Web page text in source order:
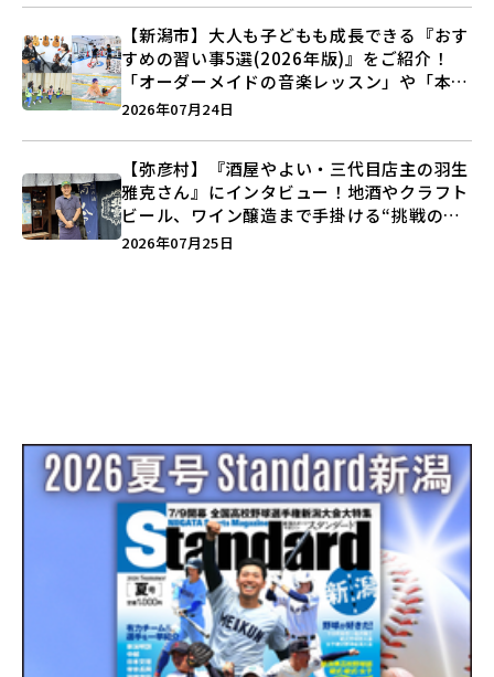
【新潟市】大人も子どもも成長できる『おす
すめの習い事5選(2026年版)』をご紹介！
「オーダーメイドの音楽レッスン」や「本格
キックボクシング」で新しい自分を見つけよ
2026年07月24日
【弥彦村】『酒屋やよい・三代目店主の羽生
雅克さん』にインタビュー！地酒やクラフト
ビール、ワイン醸造まで手掛ける“挑戦の歴
史”に迫る♪
2026年07月25日